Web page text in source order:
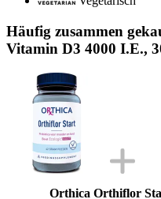
Häufig zusammen
Vitamin D3 4000 I.E.,
Orthica Orthiflor